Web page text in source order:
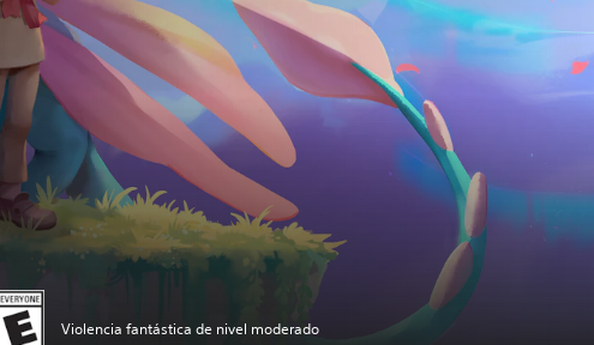
Violencia fantástica de nivel moderado